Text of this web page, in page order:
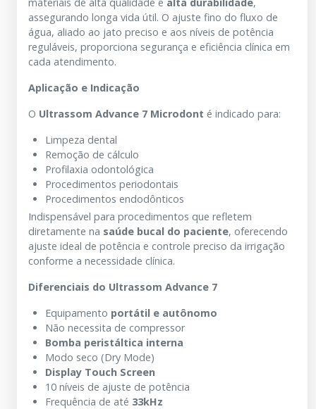
assegurando longa vida útil. O ajuste fino do fluxo de
água, aliado ao jato preciso e aos níveis de potência
reguláveis, proporciona segurança e eficiência clínica em
cada atendimento.
Aplicação e Indicação
O Ultrassom Advance 7 Microdont é indicado para:
Limpeza dental
Remoção de cálculo
Profilaxia odontológica
Procedimentos periodontais
Procedimentos endodônticos
Indispensável para procedimentos que refletem
diretamente na saúde bucal do paciente, oferecendo
ajuste ideal de potência e controle preciso da irrigação
conforme a necessidade clínica.
Diferenciais do Ultrassom Advance 7
Equipamento portátil e autônomo
Não necessita de compressor
Bomba peristáltica interna
Modo seco (Dry Mode)
Display Touch Screen
10 níveis de ajuste de potência
Frequência de até 33kHz